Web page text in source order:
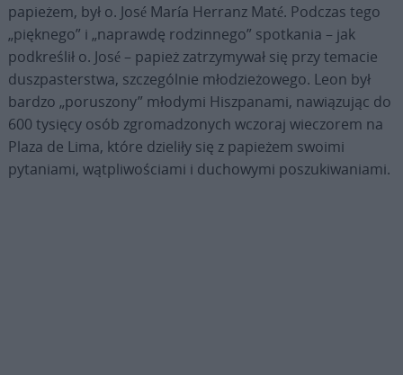
papieżem, był o. José María Herranz Maté. Podczas tego
„pięknego” i „naprawdę rodzinnego” spotkania – jak
podkreślił o. José – papież zatrzymywał się przy temacie
duszpasterstwa, szczególnie młodzieżowego. Leon był
bardzo „poruszony” młodymi Hiszpanami, nawiązując do
600 tysięcy osób zgromadzonych wczoraj wieczorem na
Plaza de Lima, które dzieliły się z papieżem swoimi
pytaniami, wątpliwościami i duchowymi poszukiwaniami.